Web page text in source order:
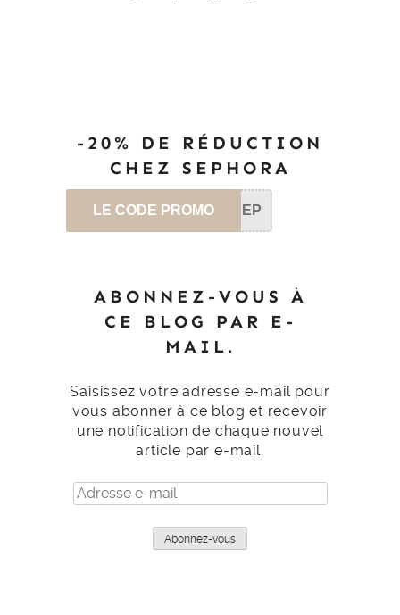
-20% DE RÉDUCTION
CHEZ SEPHORA
LE CODE PROMO SEP
ABONNEZ-VOUS À
CE BLOG PAR E-
MAIL.
Saisissez votre adresse e-mail pour
vous abonner à ce blog et recevoir
une notification de chaque nouvel
article par e-mail.
Adresse
e-
Abonnez-vous